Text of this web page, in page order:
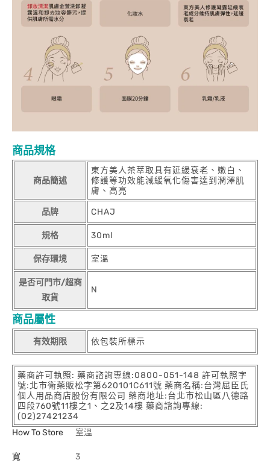
商品規格
商品簡述
東方美人茶萃取具有延緩衰老、嫩白、
修護等功效能減緩氧化傷害達到潤澤肌
膚、高亮
品牌 CHAJ
規格 30ml
保存環境 室溫
是否可門市/超商
取貨
N
商品屬性
有效期限 依包裝所標示
藥商許可執照: 藥商諮詢專線:0800-051-148 許可執照字
號:北市衛藥販松字第620101C611號 藥商名稱:台灣屈臣氏
個人用品商店股份有限公司 藥商地址:台北市松山區八德路
四段760號11樓之1、之2及14樓 藥商諮詢專線:
(02)27421234
How To Store
室溫
寬 3